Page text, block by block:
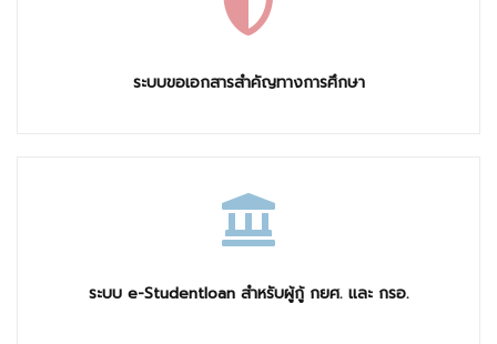
ระบบขอเอกสารสำคัญทางการศึกษา
ระบบ e-Studentloan สำหรับผู้กู้ กยศ. และ กรอ.